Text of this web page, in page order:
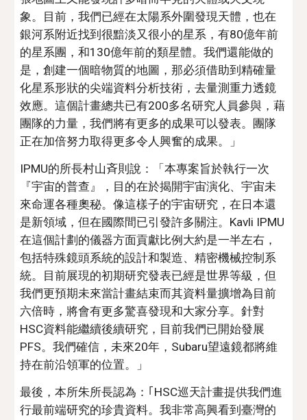
象。目前，我們已經在太陽系外圍發現天體，也在
銀河系附近找到很黯淡又很小的星系，有80億年前
的星系團，和130億年前的類星體。我們還能做的
是，創建一個暗物質的地圖，那必須借助到精確量
化星系形狀的尖端資料分析技術，去量測重力透鏡
效應。這個計畫總共已有200多名研究人員參與，藉
團隊的力量，我們將有更多的成果可以發表。團隊
正在加倍努力取得更多令人興奮的成果。」
IPMU的所長村山斉則說：「本專案旨於執行一次
『宇宙的普查』，目的在於揭開宇宙演化、宇宙未
來命運各種奧秘。像這樣子的宇宙研究，在日本還
是新領域，但在國際間已引發許多關注。Kavli IPMU
在這個計劃的儀器方面貢獻比例大約是一半左右，
包括特殊鏡頭系統的設計和製造、精密機械控制系
統。目前展現的初期研究發表已經是世界等級，但
我們更預期未來當計畫結束而其資料量擴增為目前
六倍時，將會有更多驚喜發現和大家分享。針對
HSC資料能繼續後續研究，目前我們已開始發展
PFS。我們確信，未來20年，Subaru望遠鏡都將維
持在前沿領軍的位置。」
最後，本所朱所長認為：｢HSC巡天計畫提供我們進
行最前端研究的珍貴資料。我非常高興看到臺灣的